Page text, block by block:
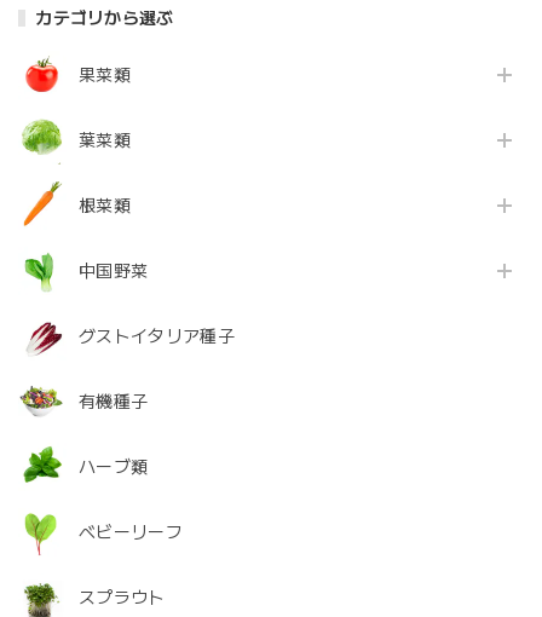
カテゴリから選ぶ
果菜類
葉菜類
根菜類
中国野菜
グストイタリア種子
有機種子
ハーブ類
ベビーリーフ
スプラウト